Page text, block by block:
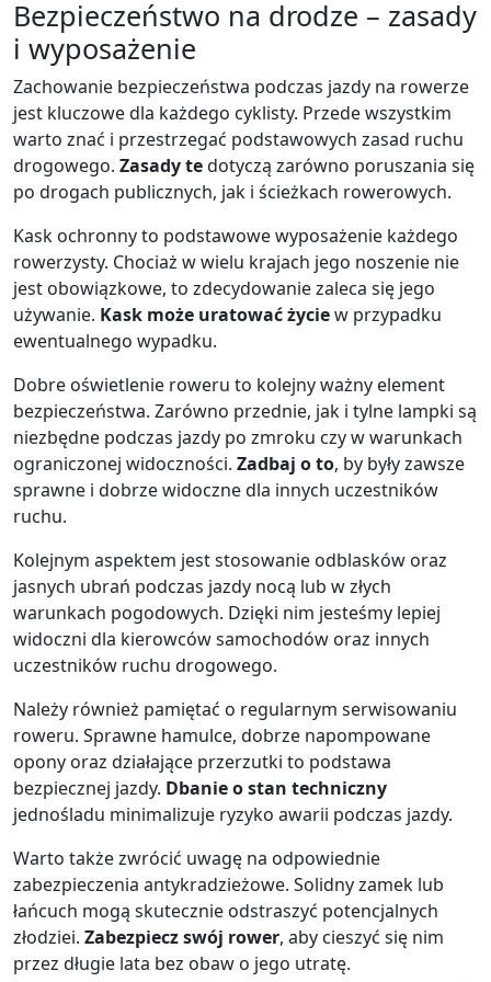
Bezpieczeństwo na drodze – zasady
i wyposażenie
Zachowanie bezpieczeństwa podczas jazdy na rowerze
jest kluczowe dla każdego cyklisty. Przede wszystkim
warto znać i przestrzegać podstawowych zasad ruchu
drogowego. Zasady tedotyczą zarówno poruszania się
po drogach publicznych, jak i ścieżkach rowerowych.
Kask ochronny to podstawowe wyposażenie każdego
rowerzysty. Chociaż w wielu krajach jego noszenie nie
jest obowiązkowe, to zdecydowanie zaleca się jego
używanie. Kask może uratować życiew przypadku
ewentualnego wypadku.
Dobre oświetlenie roweru to kolejny ważny element
bezpieczeństwa. Zarówno przednie, jak i tylne lampki są
niezbędne podczas jazdy po zmroku czy w warunkach
ograniczonej widoczności. Zadbaj o to, by były zawsze
sprawne i dobrze widoczne dla innych uczestników
ruchu.
Kolejnym aspektem jest stosowanie odblasków oraz
jasnych ubrań podczas jazdy nocą lub w złych
warunkach pogodowych. Dzięki nim jesteśmy lepiej
widoczni dla kierowców samochodów oraz innych
uczestników ruchu drogowego.
Należy również pamiętać o regularnym serwisowaniu
roweru. Sprawne hamulce, dobrze napompowane
opony oraz działające przerzutki to podstawa
bezpiecznej jazdy. Dbanie o stan techniczny
jednośladu minimalizuje ryzyko awarii podczas jazdy.
Warto także zwrócić uwagę na odpowiednie
zabezpieczenia antykradzieżowe. Solidny zamek lub
łańcuch mogą skutecznie odstraszyć potencjalnych
złodziei. Zabezpiecz swój rower, aby cieszyć się nim
przez długie lata bez obaw o jego utratę.